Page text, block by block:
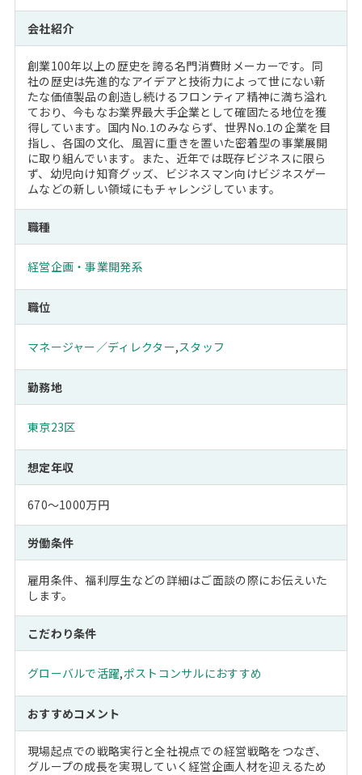
会社紹介
創業100年以上の歴史を誇る名門消費財メーカーです。同
社の歴史は先進的なアイデアと技術力によって世にない新
たな価値製品の創造し続けるフロンティア精神に満ち溢れ
ており、今もなお業界最大手企業として確固たる地位を獲
得しています。国内No.1のみならず、世界No.1の企業を目
指し、各国の文化、風習に重きを置いた密着型の事業展開
に取り組んでいます。また、近年では既存ビジネスに限ら
ず、幼児向け知育グッズ、ビジネスマン向けビジネスゲー
ムなどの新しい領域にもチャレンジしています。
職種
経営企画・事業開発系
職位
マネージャー／ディレクター,スタッフ
勤務地
東京23区
想定年収
670～1000万円
労働条件
雇用条件、福利厚生などの詳細はご面談の際にお伝えいた
します。
こだわり条件
グローバルで活躍,ポストコンサルにおすすめ
おすすめコメント
現場起点での戦略実行と全社視点での経営戦略をつなぎ、
グループの成長を実現していく経営企画人材を迎えるため